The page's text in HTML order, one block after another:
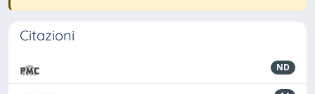
Citazioni
ND